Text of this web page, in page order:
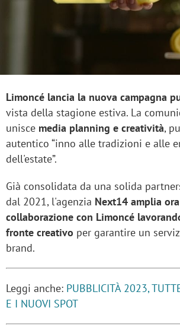
Limoncé lancia la nuova campagna
vista della stagione estiva. La
unisce media planning e creatività,
autentico “inno alle tradizioni e alle
dell'estate”.
Già consolidata da una solida
dal 2021, l'agenzia Next14 amplia
collaborazione con Limoncé
fronte creativo per garantire un
brand.
Leggi anche: PUBBLICITÀ 2023,
E I NUOVI SPOT